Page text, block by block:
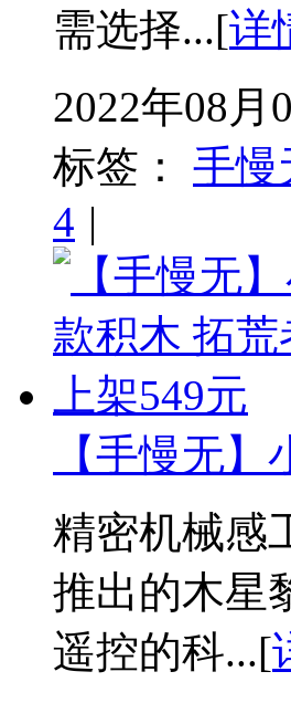
需选择...[详
2022年08月
标签：
手慢
4 |
【手慢无
精密机械感
推出的木星
遥控的科...[